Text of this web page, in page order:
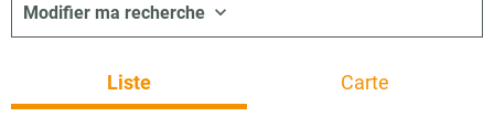
Modifier ma recherche
Liste Carte